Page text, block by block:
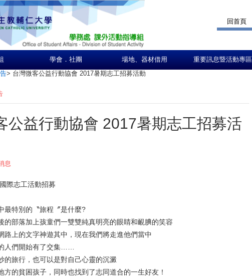
回首頁
學會．社團 場地、器材借用 重要訊息暨活動專區
> 台灣微客公益行動協會 2017暑期志工招募活動
公益行動協會 2017暑期志工招募活
息
際志工活動招募
最特別的〝旅程〞是什麼?
的部落加上孩童們一雙雙純真明亮的眼睛和靦腆的笑容
路上的文字神遊其中，現在我們將走進他們當中
人們開始有了交集
的旅行，也可以是對自己心靈的沉澱
方的貧困孩子，同時也找到了志同道合的一生好友！